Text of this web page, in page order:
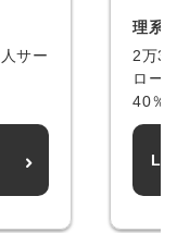
サー
理系
2万
ロー
40％